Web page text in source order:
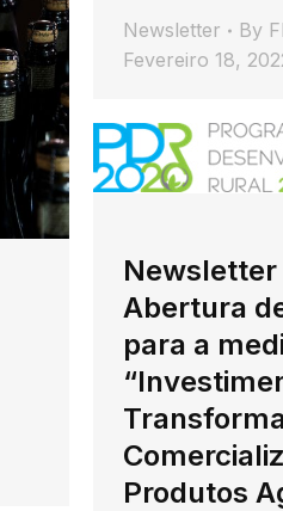
Newsletter By
Fevereiro 18,
Newsletter
Abertura
para a
Produtos